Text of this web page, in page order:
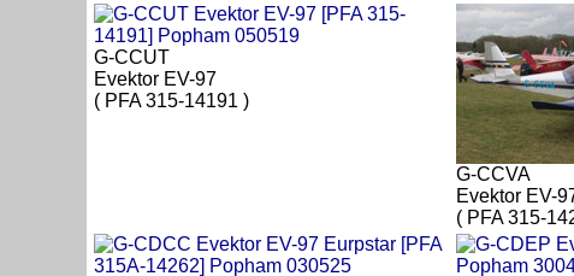
G-CCUT
Evektor EV-97
( PFA 315-14191 )
G-CCVA
Evektor EV-
( PFA 315-